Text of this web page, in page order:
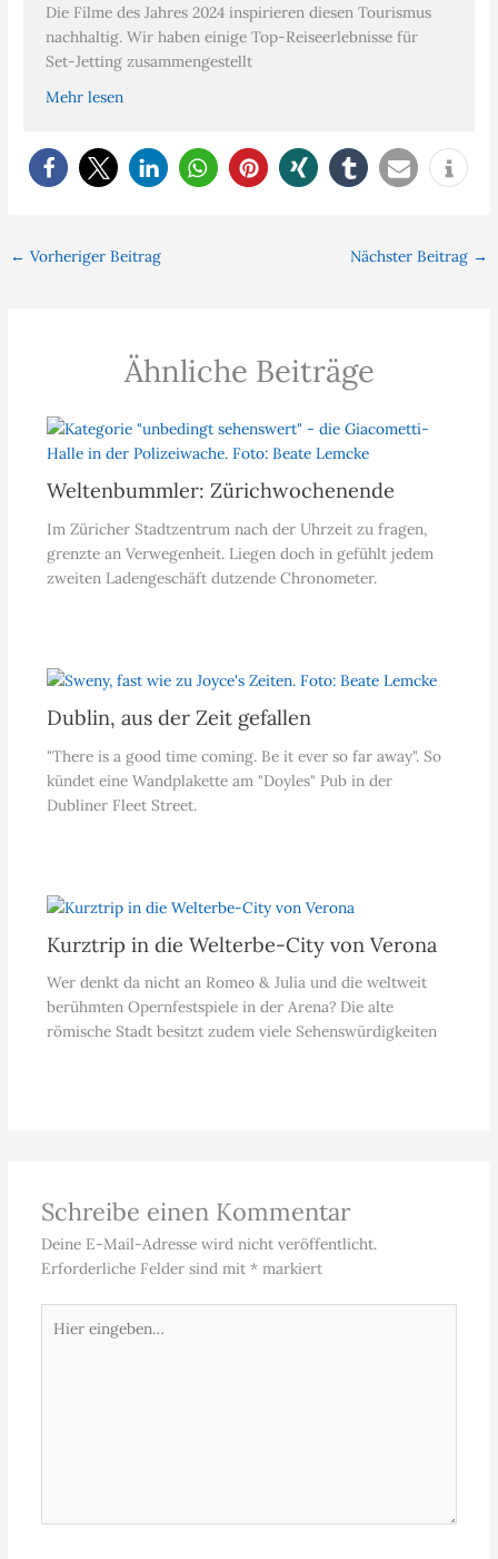
Die Filme des Jahres 2024 inspirieren diesen Tourismus
nachhaltig. Wir haben einige Top-Reiseerlebnisse für
Set-Jetting zusammengestellt
Mehr lesen
← Vorheriger Beitrag Nächster Beitrag →
Ähnliche Beiträge
Weltenbummler: Zürichwochenende
Im Züricher Stadtzentrum nach der Uhrzeit zu fragen,
grenzte an Verwegenheit. Liegen doch in gefühlt jedem
zweiten Ladengeschäft dutzende Chronometer.
Dublin, aus der Zeit gefallen
"There is a good time coming. Be it ever so far away". So
kündet eine Wandplakette am "Doyles" Pub in der
Dubliner Fleet Street.
Kurztrip in die Welterbe-City von Verona
Wer denkt da nicht an Romeo & Julia und die weltweit
berühmten Opernfestspiele in der Arena? Die alte
römische Stadt besitzt zudem viele Sehenswürdigkeiten
Schreibe einen Kommentar
Deine E-Mail-Adresse wird nicht veröffentlicht.
Erforderliche Felder sind mit *markiert
eingeben…